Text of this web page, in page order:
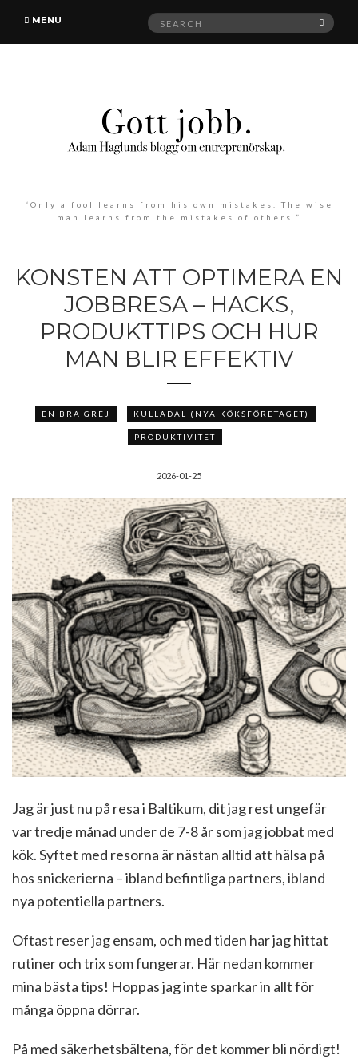
MENU
Search
for:
“Only a fool learns from his own mistakes. The wise
man learns from the mistakes of others.”
KONSTEN ATT OPTIMERA EN
JOBBRESA – HACKS,
PRODUKTTIPS OCH HUR
MAN BLIR EFFEKTIV
EN BRA GREJ KULLADAL (NYA KÖKSFÖRETAGET)
PRODUKTIVITET
2026-01-25
Jag är just nu på resa i Baltikum, dit jag rest ungefär
var tredje månad under de 7-8 år som jag jobbat med
kök. Syftet med resorna är nästan alltid att hälsa på
hos snickerierna – ibland befintliga partners, ibland
nya potentiella partners.
Oftast reser jag ensam, och med tiden har jag hittat
rutiner och trix som fungerar. Här nedan kommer
mina bästa tips! Hoppas jag inte sparkar in allt för
många öppna dörrar.
På med säkerhetsbältena, för det kommer bli nördigt!